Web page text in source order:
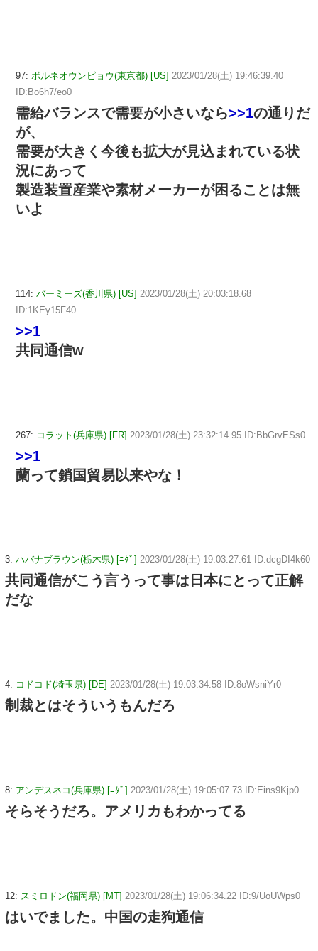
97: ボルネオウンピョウ(東京都) [US] 2023/01/28(土) 19:46:39.40
ID:Bo6h7/eo0
需給バランスで需要が小さいなら>>1の通りだ
が、
需要が大きく今後も拡大が見込まれている状
況にあって
製造装置産業や素材メーカーが困ることは無
いよ
114: バーミーズ(香川県) [US] 2023/01/28(土) 20:03:18.68
ID:1KEy15F40
>>1
共同通信w
267: コラット(兵庫県) [FR] 2023/01/28(土) 23:32:14.95 ID:BbGrvESs0
>>1
蘭って鎖国貿易以来やな！
3: ハバナブラウン(栃木県) [ﾆﾀﾞ] 2023/01/28(土) 19:03:27.61 ID:dcgDI4k60
共同通信がこう言うって事は日本にとって正解
だな
4: コドコド(埼玉県) [DE] 2023/01/28(土) 19:03:34.58 ID:8oWsniYr0
制裁とはそういうもんだろ
8: アンデスネコ(兵庫県) [ﾆﾀﾞ] 2023/01/28(土) 19:05:07.73 ID:Eins9Kjp0
そらそうだろ。アメリカもわかってる
12: スミロドン(福岡県) [MT] 2023/01/28(土) 19:06:34.22 ID:9/UoUWps0
はいでました。中国の走狗通信